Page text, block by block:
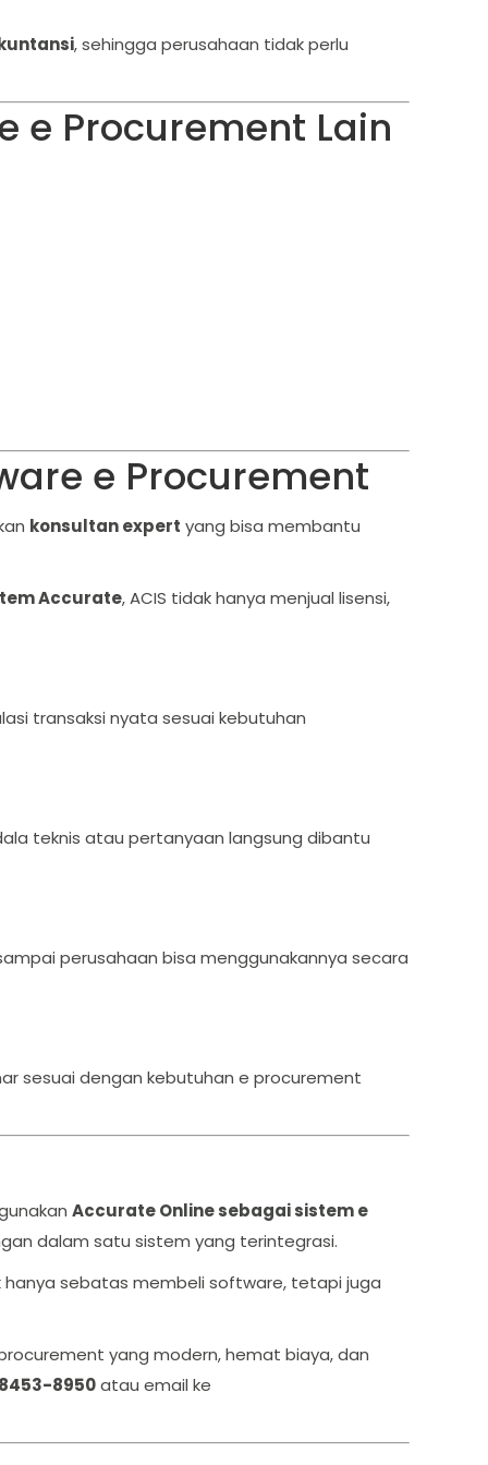
, sehingga perusahaan tidak perlu
e Procurement Lain
e Procurement
konsultan expert yang bisa membantu
Accurate, ACIS tidak hanya menjual lisensi,
transaksi nyata sesuai kebutuhan
teknis atau pertanyaan langsung dibantu
perusahaan bisa menggunakannya secara
sesuai dengan kebutuhan e procurement
Accurate Online sebagai sistem e
dalam satu sistem yang terintegrasi.
hanya sebatas membeli software, tetapi juga
yang modern, hemat biaya, dan
8950atau email ke